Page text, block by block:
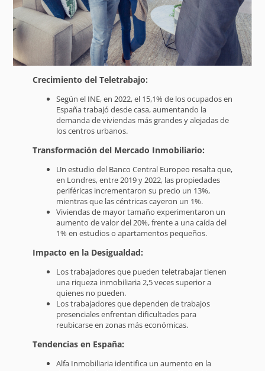
Crecimiento del Teletrabajo:
Según el INE, en 2022, el 15,1% de los ocupados en
España trabajó desde casa, aumentando la
demanda de viviendas más grandes y alejadas de
los centros urbanos.
Transformación del Mercado Inmobiliario:
Un estudio del Banco Central Europeo resalta que,
en Londres, entre 2019 y 2022, las propiedades
periféricas incrementaron su precio un 13%,
mientras que las céntricas cayeron un 1%.
Viviendas de mayor tamaño experimentaron un
aumento de valor del 20%, frente a una caída del
1% en estudios o apartamentos pequeños.
Impacto en la Desigualdad:
Los trabajadores que pueden teletrabajar tienen
una riqueza inmobiliaria 2,5 veces superior a
quienes no pueden.
Los trabajadores que dependen de trabajos
presenciales enfrentan dificultades para
reubicarse en zonas más económicas.
Tendencias en España:
Alfa Inmobiliaria identifica un aumento en la